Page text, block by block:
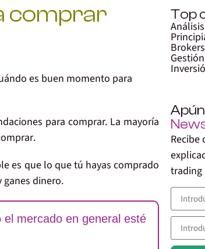
comprar
es buen momento para
para comprar. La mayoría
.
es que lo que tú hayas comprado
dinero.
mercado en general esté
Top
Brokers
Recibe
trading